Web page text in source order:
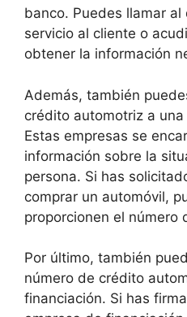
banco. Puedes llamar
servicio al cliente o
obtener la información
Además, también
crédito automotriz a
Estas empresas se
información sobre la
persona. Si has
comprar un automóvil,
proporcionen el número
Por último, también
número de crédito
financiación. Si has